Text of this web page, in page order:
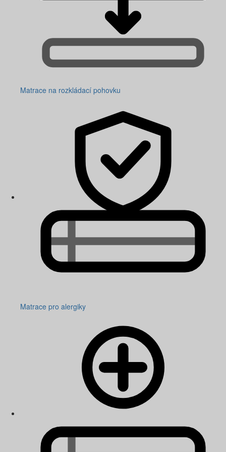
Matrace na rozkládací pohovku
Matrace pro alergiky